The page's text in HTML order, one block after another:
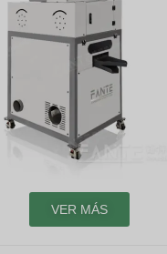
VER MÁS